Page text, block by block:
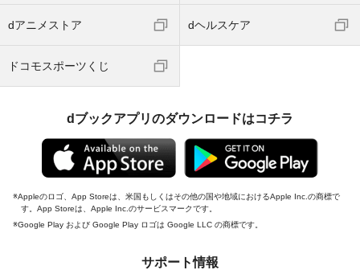
dアニメストア dヘルスケア
ドコモスポーツくじ
dブックアプリのダウンロードはコチラ
Appleのロゴ、App Storeは、米国もしくはその他の国や地域におけるApple Inc.の商標で
す。App Storeは、Apple Inc.のサービスマークです。
Google Play および Google Play ロゴは Google LLC の商標です。
サポート情報